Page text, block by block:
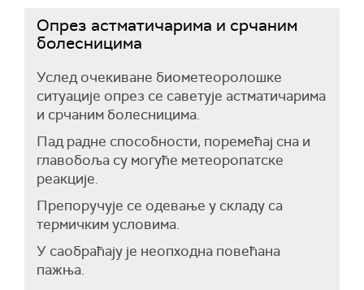
Опрез астматичарима и срчаним
болесницима
Услед очекиванe биометеоролошкe
ситуације опрез се саветује астматичарима
и срчаним болесницима.
Пад радне способности, поремећај сна и
главобоља су могуће метеоропатске
реакције.
Препоручује се одевање у складу са
термичким условима.
У саобраћају је неопходна повећана
пажња.